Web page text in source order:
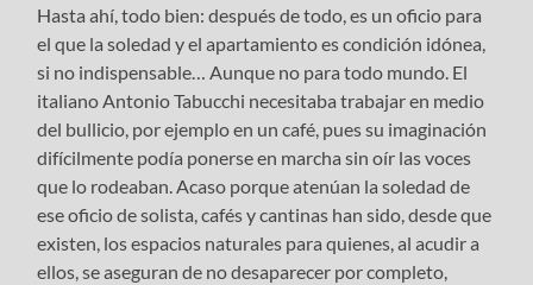
Hasta ahí, todo bien: después de todo, es un oficio para
el que la soledad y el apartamiento es condición idónea,
si no indispensable… Aunque no para todo mundo. El
italiano Antonio Tabucchi necesitaba trabajar en medio
del bullicio, por ejemplo en un café, pues su imaginación
difícilmente podía ponerse en marcha sin oír las voces
que lo rodeaban. Acaso porque atenúan la soledad de
ese oficio de solista, cafés y cantinas han sido, desde que
existen, los espacios naturales para quienes, al acudir a
ellos, se aseguran de no desaparecer por completo,